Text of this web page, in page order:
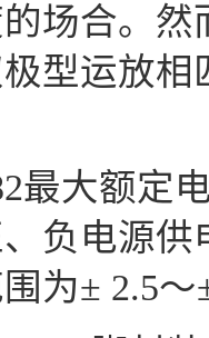
场合。然
型运放
最大额定
负电源
为± 2.5～